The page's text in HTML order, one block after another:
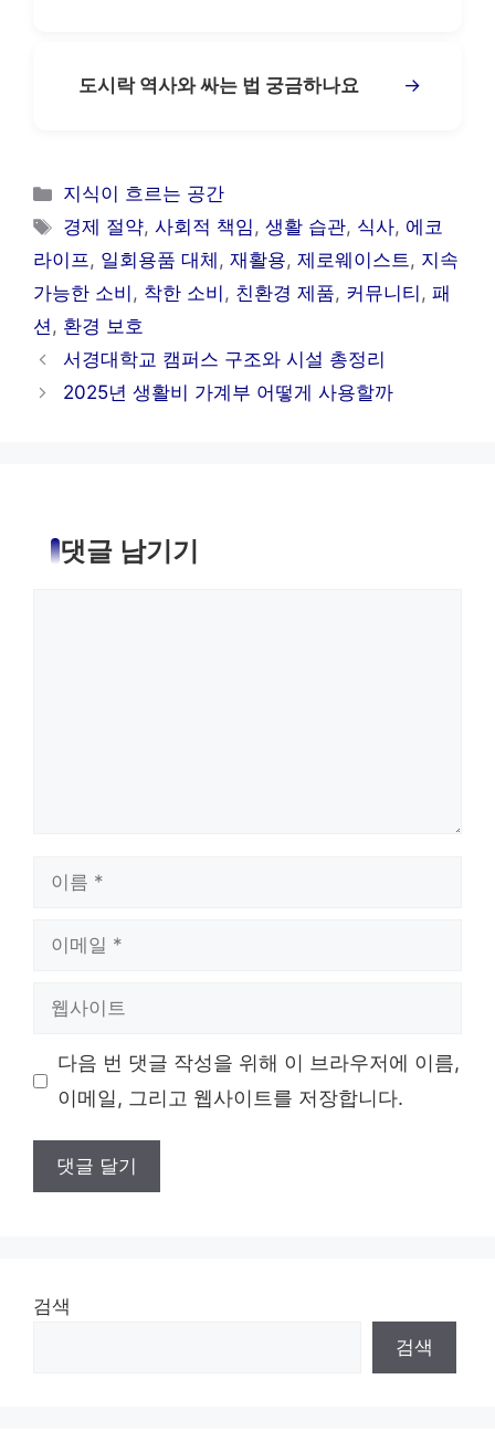
도시락 역사와 싸는 법 궁금하나요 →
카
테
리
지식이 흐르는 공간
태
그
경제 절약,사회적 책임,생활 습관, 식사, 에코
라이프, 일회용품 대체 , 재활용, 제로웨이스트, 지속
가능한 소비 , 착한 소비 , 친환경 제품, 커뮤니티 , 패
션, 환경 보호
서경대학교 캠퍼스 구조와 시설 총정리
2025년 생활비 가계부 어떻게 사용할까
댓글 남기기
트
다음 번 댓글 작성을 위해 이 브라우저에 이름,
이메일, 그리고 웹사이트를 저장합니다.
검색
검색